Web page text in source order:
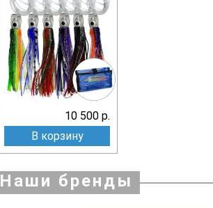
10 500 р.
В корзину
Наши бренды